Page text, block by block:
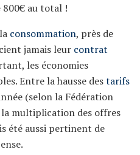
800€ au total !
consommation, près de
jamais leur contrat
les économies
Entre la hausse destarifs
(selon la Fédération
la multiplication des offres
été aussi pertinent de